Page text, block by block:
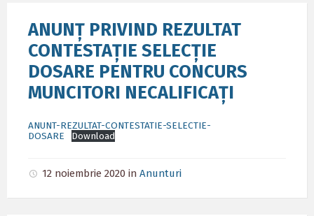
ANUNȚ PRIVIND REZULTAT
CONTESTAȚIE SELECȚIE
DOSARE PENTRU CONCURS
MUNCITORI NECALIFICAȚI
ANUNT-REZULTAT-CONTESTATIE-SELECTIE-
DOSARE
Download
12 noiembrie 2020 in Anunturi